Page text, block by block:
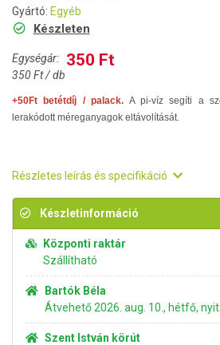
Gyártó: Egyéb
Készleten
350 Ft
Egységár:
350 Ft / db
+50Ft betétdíj / palack. A pi-vízsegíti a
lerakódott méreganyagok eltávolítását.
Részletes leírás és specifikáció
Készletinformáció
Központi raktár
Szállítható
Bartók Béla
Átvehető 2026. aug. 10., hétfő,
Szent István körút